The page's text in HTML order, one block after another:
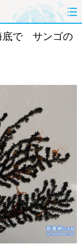
経済
底で サンゴの